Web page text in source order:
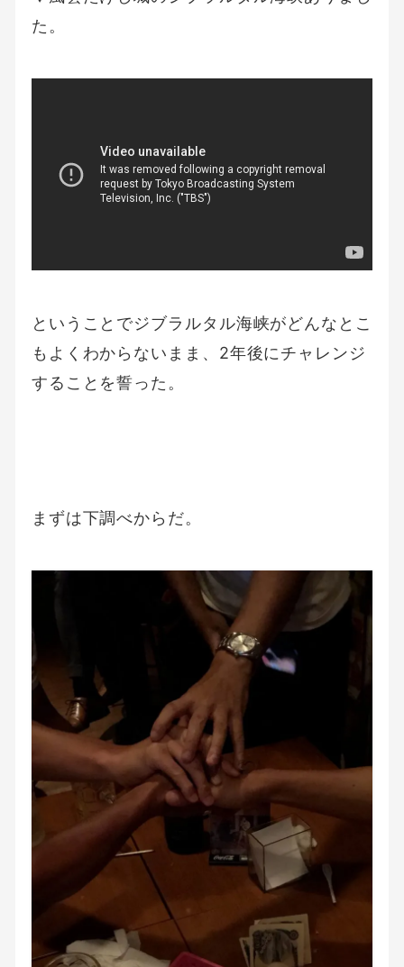
た。
ということでジブラルタル海峡がどんなとこ
もよくわからないまま、2年後にチャレンジ
することを誓った。
まずは下調べからだ。